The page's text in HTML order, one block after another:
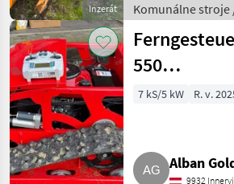
Inzerát
Komunálne stroje
Radlica
550
7 kS/5 kW R. v.
Alban
9932